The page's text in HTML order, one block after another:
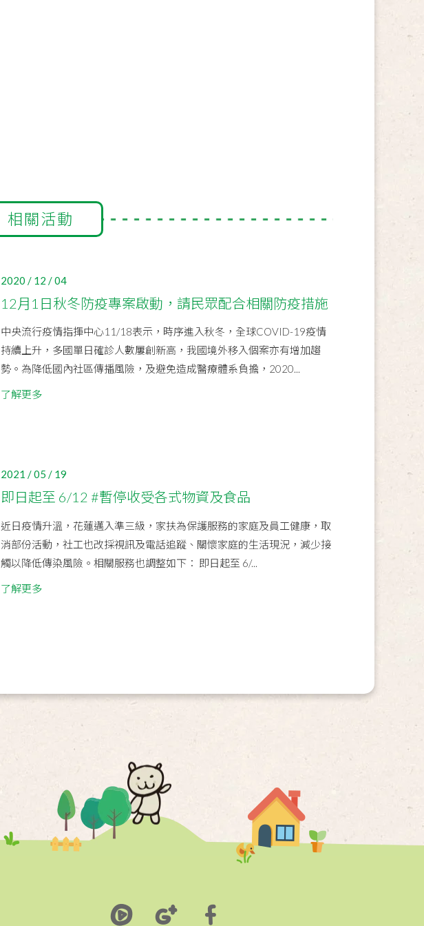
相關活動
2020 / 12 / 04
12月1日秋冬防疫專案啟動，請民眾配合相關防疫措施
中央流行疫情指揮中心11/18表示，時序進入秋冬，全球COVID-19疫情
持續上升，多國單日確診人數屢創新高，我國境外移入個案亦有增加趨
勢。為降低國內社區傳播風險，及避免造成醫療體系負擔，2020...
了解更多
2021 / 05 / 19
即日起至 6/12 #暫停收受各式物資及食品
近日疫情升溫，花蓮邁入準三級，家扶為保護服務的家庭及員工健康，取
消部份活動，社工也改採視訊及電話追蹤、關懷家庭的生活現況，減少接
觸以降低傳染風險。相關服務也調整如下： 即日起至 6/...
了解更多